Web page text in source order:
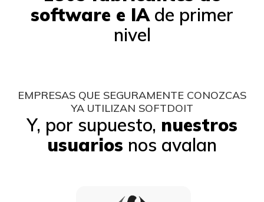
software e IAde primer
nivel
EMPRESAS QUE SEGURAMENTE CONOZCAS
YA UTILIZAN SOFTDOIT
Y, por supuesto, nuestros
usuarios nos avalan